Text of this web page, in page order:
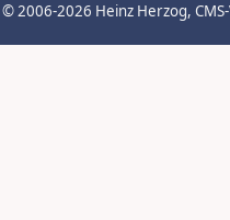
© 2006-2026 Heinz Herzog,